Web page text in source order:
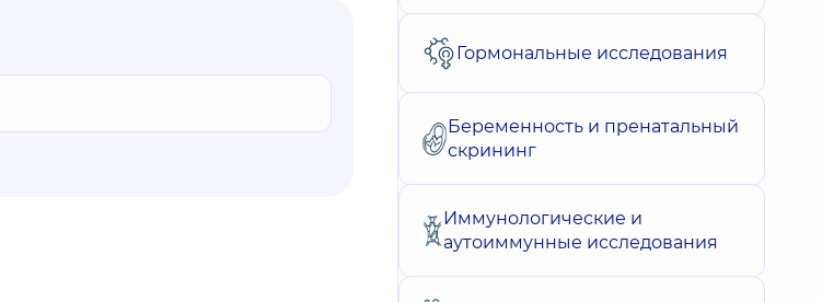
Гормональные исследования
Беременность и пренатальный
скрининг
Иммунологические и
аутоиммунные исследования